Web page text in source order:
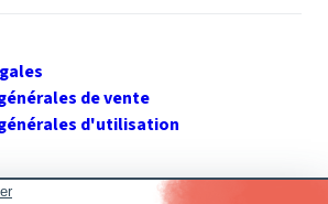
de vente
d'utilisation